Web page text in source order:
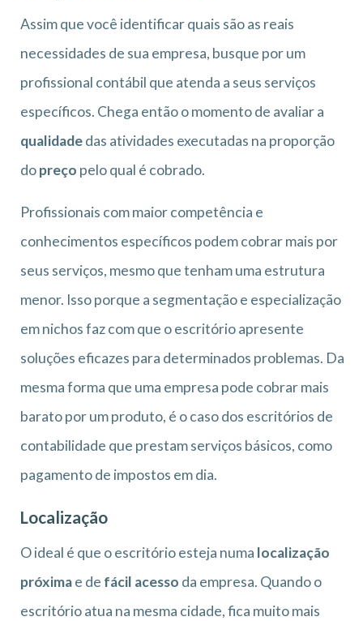
Assim que você identificar quais são as reais
necessidades de sua empresa, busque por um
profissional contábil que atenda a seus serviços
específicos. Chega então o momento de avaliar a
qualidadedas atividades executadas na proporção
dopreço pelo qual é cobrado.
Profissionais com maior competência e
conhecimentos específicos podem cobrar mais por
seus serviços, mesmo que tenham uma estrutura
menor. Isso porque a segmentação e especialização
em nichos faz com que o escritório apresente
soluções eficazes para determinados problemas. Da
mesma forma que uma empresa pode cobrar mais
barato por um produto, é o caso dos escritórios de
contabilidade que prestam serviços básicos, como
pagamento de impostos em dia.
Localização
O ideal é que o escritório esteja numa localização
próximae de fácil acesso da empresa. Quando o
escritório atua na mesma cidade, fica muito mais